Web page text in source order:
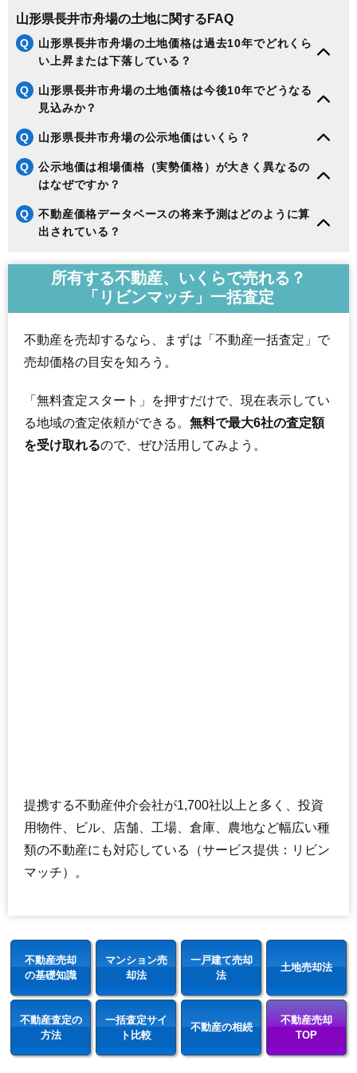
山形県長井市舟場の土地に関するFAQ
Q
山形県長井市舟場の土地価格は過去10年でどれくら
い上昇または下落している？
Q
山形県長井市舟場の土地価格は今後10年でどうなる
見込みか？
Q 山形県長井市舟場の公示地価はいくら？
Q
公示地価は相場価格（実勢価格）が大きく異なるの
はなぜですか？
Q
不動産価格データベースの将来予測はどのように算
出されている？
所有する不動産、いくらで売れる？
「リビンマッチ」一括査定
不動産を売却するなら、まずは「不動産一括査定」で
売却価格の目安を知ろう。
「無料査定スタート」を押すだけで、現在表示してい
る地域の査定依頼ができる。 無料で最大6社の査定額
を受け取れるので、ぜひ活用してみよう。
提携する不動産仲介会社が1,700社以上と多く、投資
用物件、ビル、店舗、工場、倉庫、農地など幅広い種
類の不動産にも対応している（サービス提供：リビン
マッチ）。
不動産売却
の基礎知識
マンション売
却法
一戸建て売却
法
土地売却法
不動産査定の
方法
一括査定サイ
ト比較
不動産の相続
不動産売却
TOP